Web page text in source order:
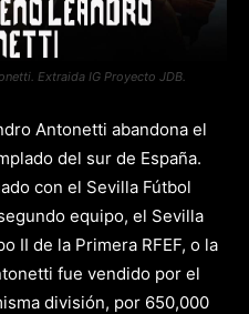
Extraida IG Proyecto JDB.
Antonetti abandona el
del sur de España.
con el Sevilla Fútbol
equipo, el Sevilla
II de la Primera RFEF, o la
fue vendido por el
división, por 650,000